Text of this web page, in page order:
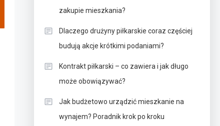
zakupie mieszkania?
Dlaczego drużyny piłkarskie coraz częściej
budują akcje krótkimi podaniami?
Kontrakt piłkarski – co zawiera i jak długo
może obowiązywać?
Jak budżetowo urządzić mieszkanie na
wynajem? Poradnik krok po kroku